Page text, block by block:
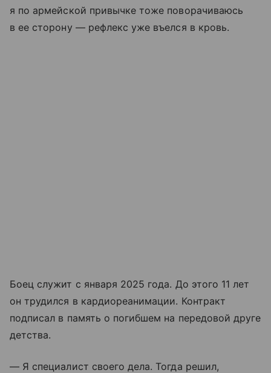
я по армейской привычке тоже поворачиваюсь
в ее сторону — рефлекс уже въелся в кровь.
Боец служит с января 2025 года. До этого 11 лет
он трудился в кардиореанимации. Контракт
подписал в память о погибшем на передовой друге
детства.
— Я специалист своего дела. Тогда решил,